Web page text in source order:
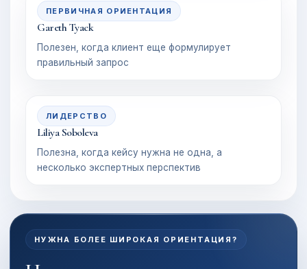
ПЕРВИЧНАЯ ОРИЕНТАЦИЯ
Gareth Tyack
Полезен, когда клиент еще формулирует
правильный запрос
ЛИДЕРСТВО
Liliya Soboleva
Полезна, когда кейсу нужна не одна, а
несколько экспертных перспектив
НУЖНА БОЛЕЕ ШИРОКАЯ ОРИЕНТАЦИЯ?